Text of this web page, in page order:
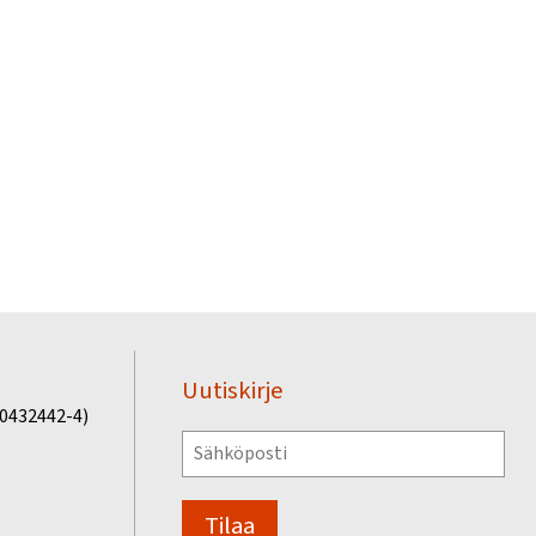
4)
Uutiskirje
Tilaa